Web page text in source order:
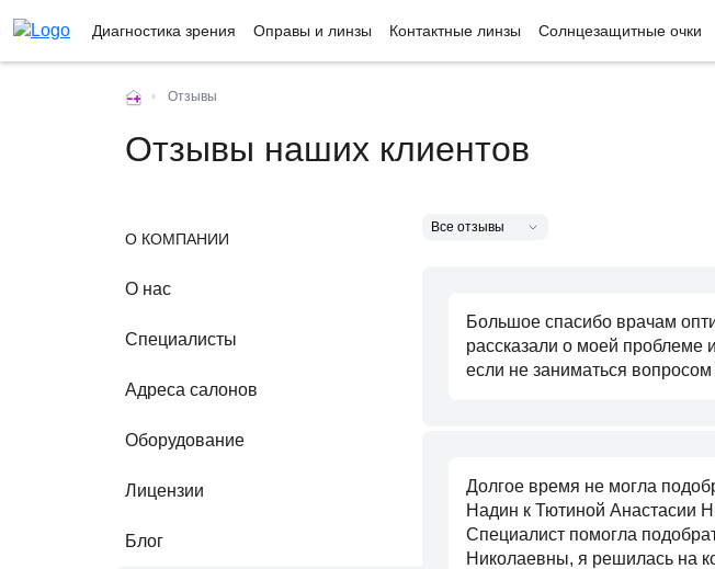
Диагностика зрения Оправы и линзы Контактные линзы Солнцезащитные очки
• Отзывы
Отзывы наших клиентов
Большое спасибо врачам
рассказали о моей проблеме
если не заниматься
Долгое время не могла
Надин к Тютиной Анастасии
Специалист помогла
Николаевны, я решилась на
О КОМПАНИИ
О нас
Специалисты
Адреса салонов
Оборудование
Лицензии
Блог